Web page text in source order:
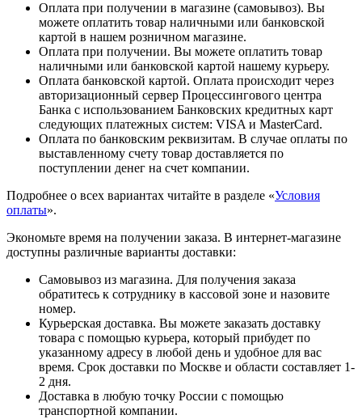
Оплата при получении в магазине (самовывоз). Вы
можете оплатить товар наличными или банковской
картой в нашем розничном магазине.
Оплата при получении. Вы можете оплатить товар
наличными или банковской картой нашему курьеру.
Оплата банковской картой. Оплата происходит через
авторизационный сервер Процессингового центра
Банка с использованием Банковских кредитных карт
следующих платежных систем: VISA и MasterCard.
Оплата по банковским реквизитам. В случае оплаты по
выставленному счету товар доставляется по
поступлении денег на счет компании.
Подробнее о всех вариантах читайте в разделе «Условия
оплаты».
Экономьте время на получении заказа. В интернет-магазине
доступны различные варианты доставки:
Самовывоз из магазина. Для получения заказа
обратитесь к сотруднику в кассовой зоне и назовите
номер.
Курьерская доставка. Вы можете заказать доставку
товара с помощью курьера, который прибудет по
указанному адресу в любой день и удобное для вас
время. Срок доставки по Москве и области составляет 1-
2 дня.
Доставка в любую точку России с помощью
транспортной компании.